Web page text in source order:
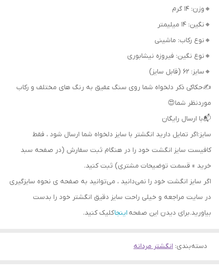
🔸وزن: 14 گرم
🔸نگین: 14 میلیمتر
🔸نوع رکاب: ماشینی
🔸نوع نگین: فیروزه نیشابوری
🔸سایز: 62 (قابل سایز)
✍حکاکی ذکر دلخواه شما روی سنگ عقیق به رنگ های مختلف و رکاب
موردنظر شما😍
📬با ارسال رایگان
سایز:اگر تمایل دارید انگشتر با سایز دلخواه شما ارسال شود ، فقط
کافیست سایز انگشت خود را در هنگام ثبت سفارش (در صفحه سبد
خرید » قسمت توضیحات مشتری) ثبت کنید.
اگر سایز انگشت خود را نمی‌دانید ، می‌توانید به صفحه ی نحوه سایزگیری
در سایت مراجعه و خیلی راحت سایز دقیق انگشتر خود را بدست
بیاورید.برای دیدن این صفحه اینجاکلیک کنید.
دسته‌بندی: انگشتر مردانه